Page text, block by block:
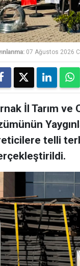
07 Ağustos 2026
İl Tarım
telli